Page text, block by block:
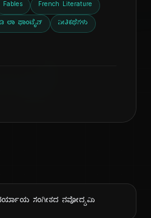
Fables French Literature
ಲಾ ಫಾಂಟೈನ್ ನೀತಿಕಥೆಗಳು
ಪರ್ಯಾಯ ಸಂಗೀತದ ನವೋದ್ಯಮಿ